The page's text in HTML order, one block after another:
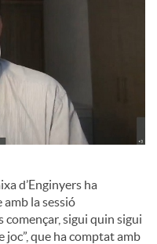
d’Enginyers ha
la sessió
sigui quin sigui
joc”, que ha comptat amb